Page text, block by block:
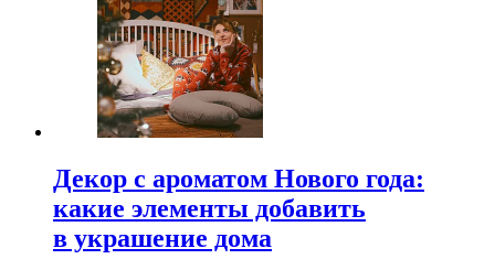
Декор с ароматом Нового года:
какие элементы добавить
в украшение дома